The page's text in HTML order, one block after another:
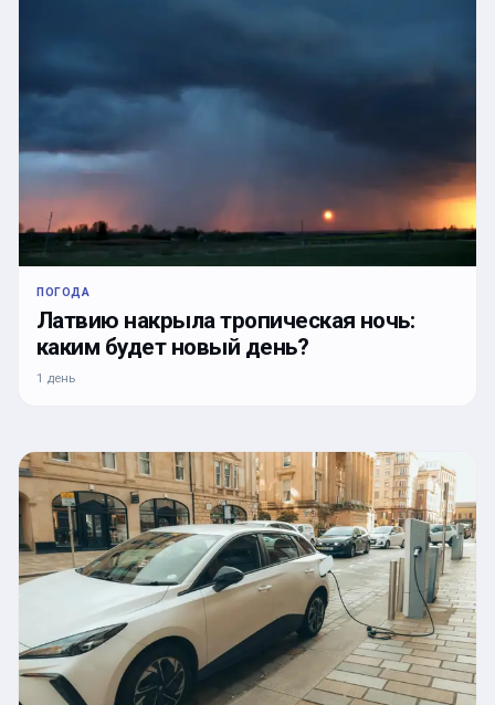
ПОГОДА
Латвию накрыла тропическая ночь:
каким будет новый день?
1 день